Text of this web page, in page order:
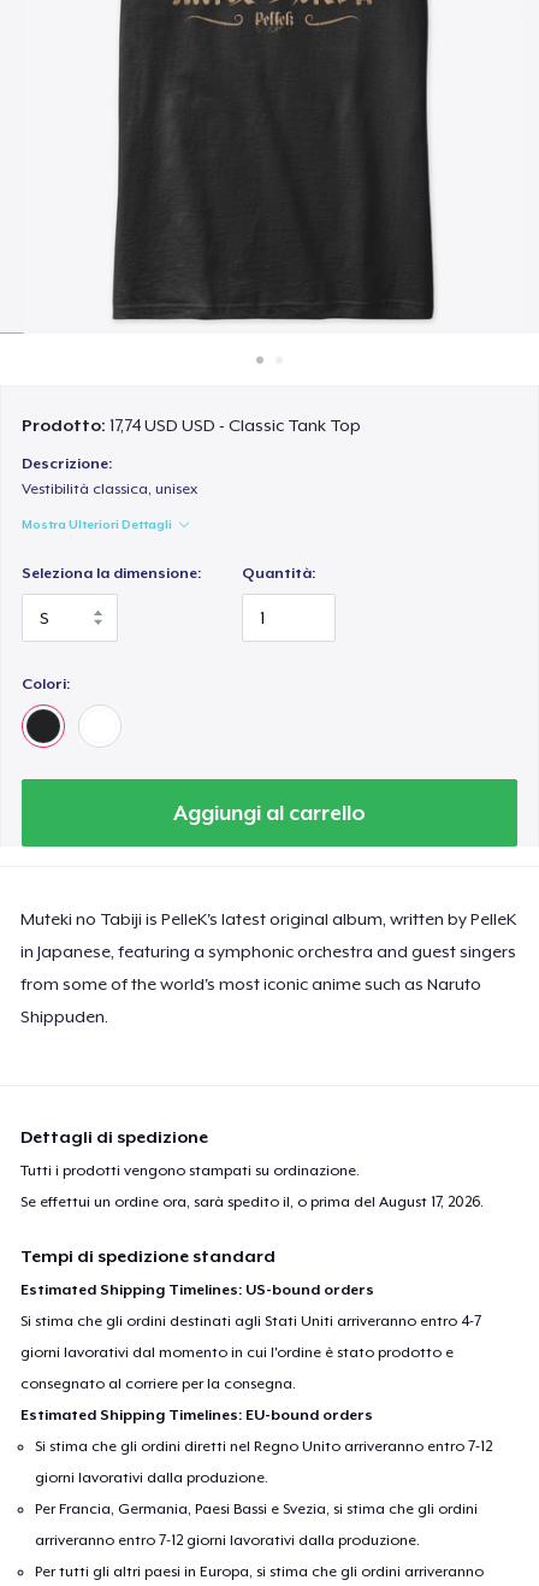
Prodotto:17,74 USD USD - Classic Tank Top
Descrizione:
Vestibilità classica, unisex
Mostra Ulteriori Dettagli
Seleziona la dimensione: Quantità:
Colori:
Aggiungi al carrello
Muteki no Tabiji is PelleK's latest original album, written by PelleK
in Japanese, featuring a symphonic orchestra and guest singers
from some of the world's most iconic anime such as Naruto
Shippuden.
Dettagli di spedizione
Tutti i prodotti vengono stampati su ordinazione.
Se effettui un ordine ora, sarà spedito il, o prima delAugust 17, 2026
Tempi di spedizione standard
Estimated Shipping Timelines: US-bound orders
Si stima che gli ordini destinati agli Stati Uniti arriveranno entro 4-7
giorni lavorativi dal momento in cui l'ordine è stato prodotto e
consegnato al corriere per la consegna.
Estimated Shipping Timelines: EU-bound orders
Si stima che gli ordini diretti nel Regno Unito arriveranno entro 7-12
giorni lavorativi dalla produzione.
Per Francia, Germania, Paesi Bassi e Svezia, si stima che gli ordini
arriveranno entro 7-12 giorni lavorativi dalla produzione.
Per tutti gli altri paesi in Europa, si stima che gli ordini arriveranno